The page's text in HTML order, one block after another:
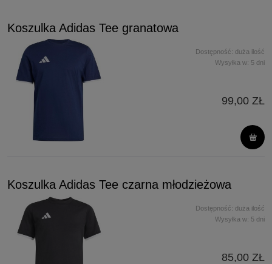
Koszulka Adidas Tee granatowa
Dostępność: duża ilość
Wysyłka w: 5 dni
99,00 ZŁ
Koszulka Adidas Tee czarna młodzieżowa
Dostępność: duża ilość
Wysyłka w: 5 dni
85,00 ZŁ